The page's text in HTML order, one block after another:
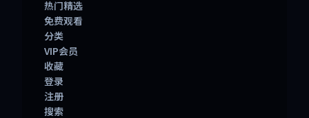
热门精选
免费观看
分类
VIP会员
收藏
登录
注册
搜索